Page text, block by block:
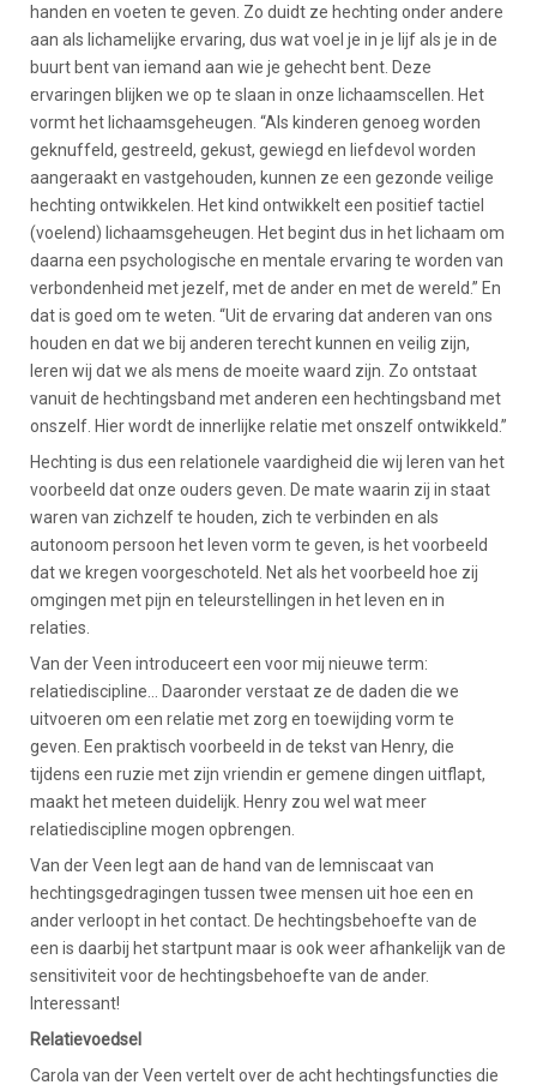
handen en voeten te geven. Zo duidt ze hechting onder andere
aan als lichamelijke ervaring, dus wat voel je in je lijf als je in de
buurt bent van iemand aan wie je gehecht bent. Deze
ervaringen blijken we op te slaan in onze lichaamscellen. Het
vormt het lichaamsgeheugen. “Als kinderen genoeg worden
geknuffeld, gestreeld, gekust, gewiegd en liefdevol worden
aangeraakt en vastgehouden, kunnen ze een gezonde veilige
hechting ontwikkelen. Het kind ontwikkelt een positief tactiel
(voelend) lichaamsgeheugen. Het begint dus in het lichaam om
daarna een psychologische en mentale ervaring te worden van
verbondenheid met jezelf, met de ander en met de wereld.” En
dat is goed om te weten. “Uit de ervaring dat anderen van ons
houden en dat we bij anderen terecht kunnen en veilig zijn,
leren wij dat we als mens de moeite waard zijn. Zo ontstaat
vanuit de hechtingsband met anderen een hechtingsband met
onszelf. Hier wordt de innerlijke relatie met onszelf ontwikkeld.”
Hechting is dus een relationele vaardigheid die wij leren van het
voorbeeld dat onze ouders geven. De mate waarin zij in staat
waren van zichzelf te houden, zich te verbinden en als
autonoom persoon het leven vorm te geven, is het voorbeeld
dat we kregen voorgeschoteld. Net als het voorbeeld hoe zij
omgingen met pijn en teleurstellingen in het leven en in
relaties.
Van der Veen introduceert een voor mij nieuwe term:
relatiediscipline… Daaronder verstaat ze de daden die we
uitvoeren om een relatie met zorg en toewijding vorm te
geven. Een praktisch voorbeeld in de tekst van Henry, die
tijdens een ruzie met zijn vriendin er gemene dingen uitflapt,
maakt het meteen duidelijk. Henry zou wel wat meer
relatiediscipline mogen opbrengen.
Van der Veen legt aan de hand van de lemniscaat van
hechtingsgedragingen tussen twee mensen uit hoe een en
ander verloopt in het contact. De hechtingsbehoefte van de
een is daarbij het startpunt maar is ook weer afhankelijk van de
sensitiviteit voor de hechtingsbehoefte van de ander.
Interessant!
Relatievoedsel
Carola van der Veen vertelt over de acht hechtingsfuncties die